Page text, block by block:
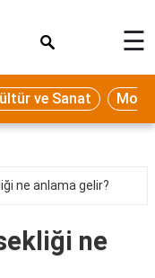
☰
ve Sanat
ne anlama gelir?
ne